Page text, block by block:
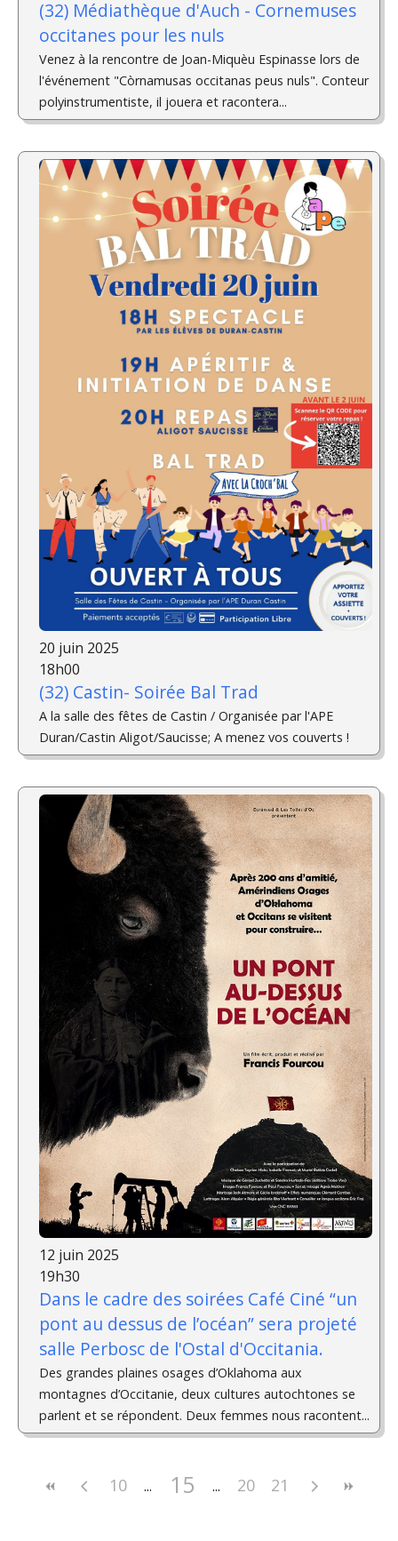
(32) Médiathèque d'Auch - Cornemuses
occitanes pour les nuls
Venez à la rencontre de Joan-Miquèu Espinasse lors de
l'événement "Còrnamusas occitanas peus nuls". Conteur
polyinstrumentiste, il jouera et racontera...
20 juin 2025
18h00
(32) Castin- Soirée Bal Trad
A la salle des fêtes de Castin / Organisée par l'APE
Duran/Castin Aligot/Saucisse; A menez vos couverts !
12 juin 2025
19h30
Dans le cadre des soirées Café Ciné “un
pont au dessus de l’océan” sera projeté
salle Perbosc de l'Ostal d'Occitania.
Des grandes plaines osages d’Oklahoma aux
montagnes d’Occitanie, deux cultures autochtones se
parlent et se répondent. Deux femmes nous racontent...
10 15 20 21